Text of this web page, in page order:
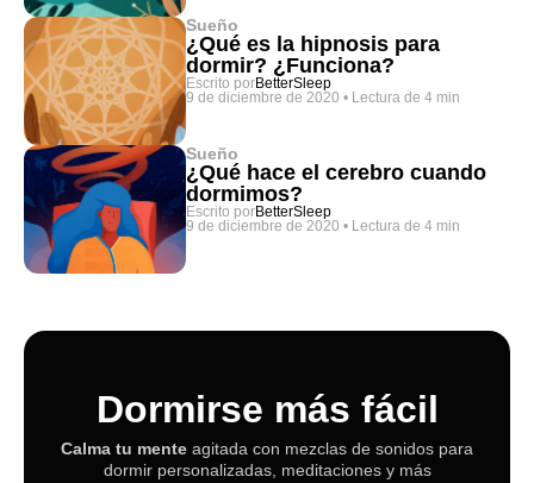
Sueño
¿Qué es la hipnosis para
dormir? ¿Funciona?
Escrito porBetterSleep
9 de diciembre de 2020 • Lectura de 4 min
Sueño
¿Qué hace el cerebro cuando
dormimos?
Escrito porBetterSleep
9 de diciembre de 2020 • Lectura de 4 min
Dormirse más fácil
Calma tu mente agitada con mezclas de sonidos para
dormir personalizadas, meditaciones y más